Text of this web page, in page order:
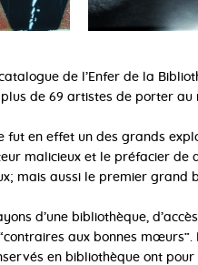
de l’Enfer de la
de 69 artistes de porter
fut en effet un des grands
malicieux et le préfacier de
mais aussi le premier grand
d’une bibliothèque,
aux bonnes
en bibliothèque ont pour